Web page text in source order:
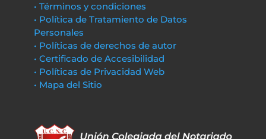
• Términos y condiciones
• Política de Tratamiento de Datos
Personales
• Políticas de derechos de autor
• Certificado de Accesibilidad
• Políticas de Privacidad Web
• Mapa del Sitio